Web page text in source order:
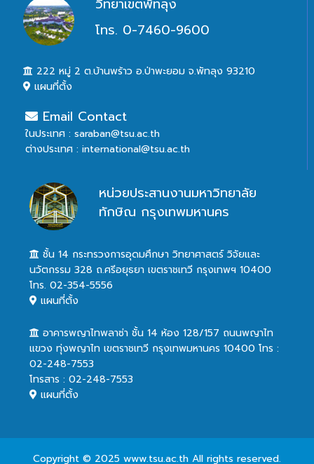
วิทยาเขตพัทลุง
โทร. 0-7460-9600
222 หมู่ 2 ต.บ้านพร้าว อ.ป่าพะยอม จ.พัทลุง 93210
แผนที่ตั้ง
Email Contact
ในประเทศ : saraban@tsu.ac.th
ต่างประเทศ : international@tsu.ac.th
หน่วยประสานงานมหาวิทยาลัย
ทักษิณ กรุงเทพมหานคร
ชั้น 14 กระทรวงการอุดมศึกษา วิทยาศาสตร์ วิจัยและ
นวัตกรรม 328 ถ.ศรีอยุธยา เขตราชเทวี กรุงเทพฯ 10400
โทร. 02-354-5556
แผนที่ตั้ง
อาคารพญาไทพลาซ่า ชั้น 14 ห้อง 128/157 ถนนพญาไท
แขวง ทุ่งพญาไท เขตราชเทวี กรุงเทพมหานคร 10400 โทร :
02-248-7553
โทรสาร : 02-248-7553
แผนที่ตั้ง
Copyright © 2025 www.tsu.ac.th All rights reserved.